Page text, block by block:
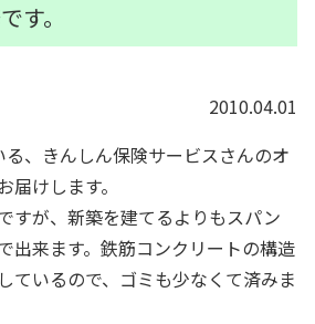
す。
2010.04.01
、きんしん保険サービスさんのオ
届けします。
すが、新築を建てるよりもスパン
出来ます。鉄筋コンクリートの構造
ているので、ゴミも少なくて済みま